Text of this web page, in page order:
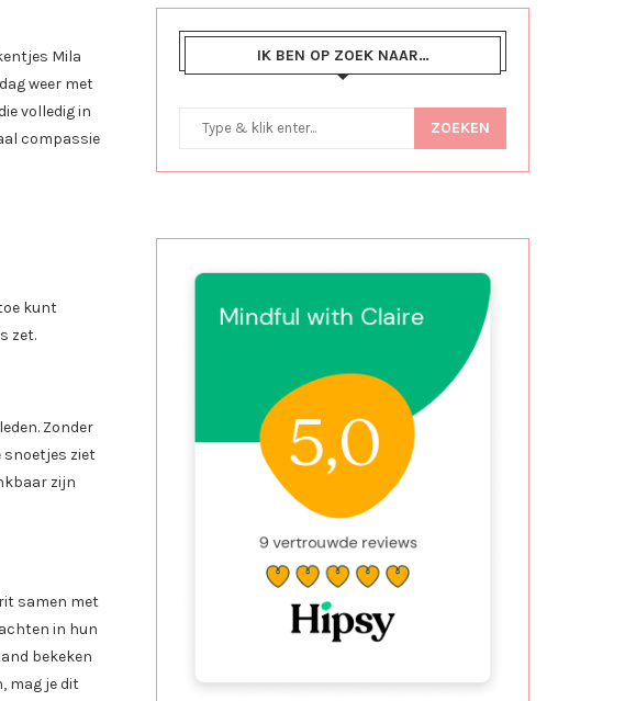
Mila
weer met
volledig in
compassie
kunt
zet.
Zonder
snoetjes ziet
zijn
samen met
in hun
bekeken
mag je dit
IK BEN OP ZOEK NAAR…
ZOEKEN